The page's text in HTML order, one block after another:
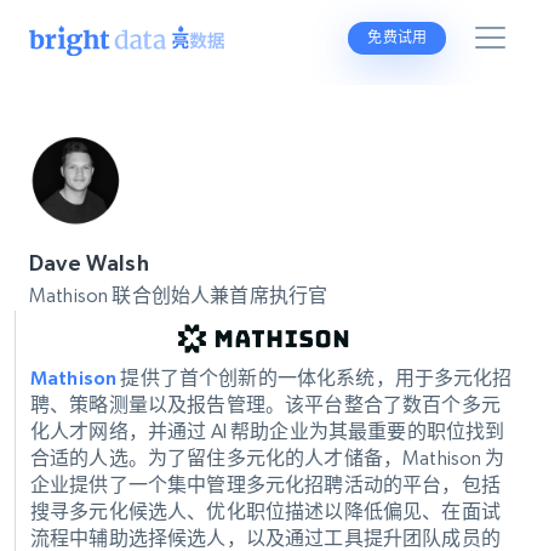
免费试用
Dave Walsh
Mathison 联合创始人兼首席执行官
Mathison提供了首个创新的一体化系统，用于多元化招
聘、策略测量以及报告管理。该平台整合了数百个多元
化人才网络，并通过 AI 帮助企业为其最重要的职位找到
合适的人选。为了留住多元化的人才储备，Mathison 为
企业提供了一个集中管理多元化招聘活动的平台，包括
搜寻多元化候选人、优化职位描述以降低偏见、在面试
流程中辅助选择候选人，以及通过工具提升团队成员的